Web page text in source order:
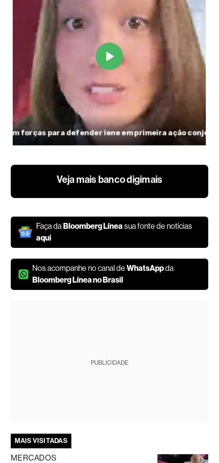
Veja mais banco digimais
Faça daBloomberg Línea sua fonte de notícias
aqui
Nos acompanhe no canal deWhatsAppda
Bloomberg Línea no Brasil
PUBLICIDADE
MAIS VISITADAS
MERCADOS